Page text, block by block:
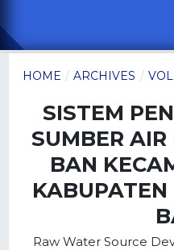
HOME / ARCHIVES /
SISTEM
SUMBER
BAN
Raw Water Source